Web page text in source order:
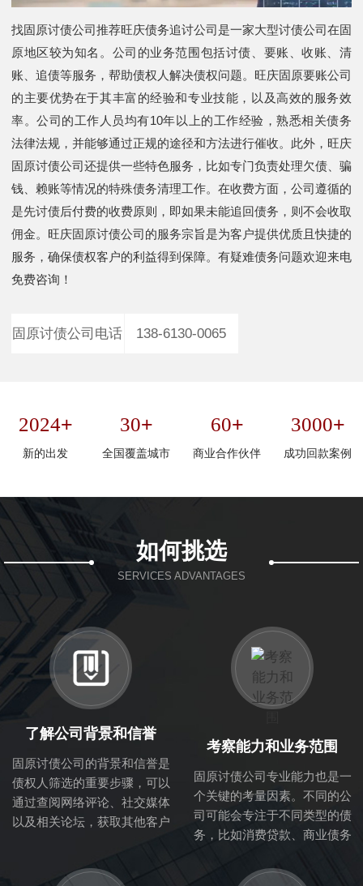
找固原讨债公司推荐旺庆债务追讨公司是一家大型讨债公司在固
原地区较为知名。公司的业务范围包括讨债、要账、收账、清
账、追债等服务，帮助债权人解决债权问题。旺庆固原要账公司
的主要优势在于其丰富的经验和专业技能，以及高效的服务效
率。公司的工作人员均有10年以上的工作经验，熟悉相关债务
法律法规，并能够通过正规的途径和方法进行催收。此外，旺庆
固原讨债公司还提供一些特色服务，比如专门负责处理欠债、骗
钱、赖账等情况的特殊债务清理工作。在收费方面，公司遵循的
是先讨债后付费的收费原则，即如果未能追回债务，则不会收取
佣金。旺庆固原讨债公司的服务宗旨是为客户提供优质且快捷的
服务，确保债权客户的利益得到保障。有疑难债务问题欢迎来电
免费咨询！
固原讨债公司电话 138-6130-0065
2024+
新的出发
30+
全国覆盖城市
60+
商业合作伙伴
3000+
成功回款案例
如何挑选
SERVICES ADVANTAGES
了解公司背景和信誉
固原讨债公司的背景和信誉是
债权人筛选的重要步骤，可以
通过查阅网络评论、社交媒体
以及相关论坛，获取其他客户
碑，拥有成熟的业务流程与专
考察能力和业务范围
固原讨债公司专业能力也是一
个关键的考量因素。不同的公
司可能会专注于不同类型的债
务，比如消费贷款、商业债务
范围与专业能力，可以帮助你